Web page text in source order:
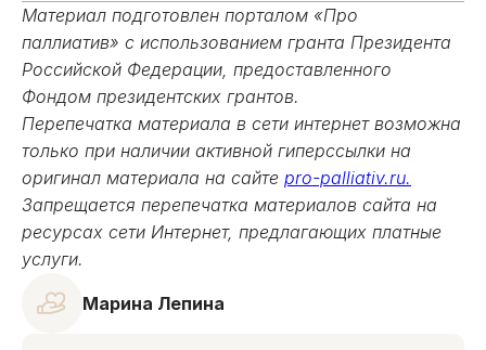
Материал подготовлен порталом «Про
паллиатив» с использованием гранта Президента
Российской Федерации, предоставленного
Фондом президентских грантов.
Перепечатка материала в сети интернет возможна
только при наличии активной гиперссылки на
оригинал материала на сайте pro-palliativ.ru.
Запрещается перепечатка материалов сайта на
ресурсах сети Интернет, предлагающих платные
услуги.
Марина Лепина